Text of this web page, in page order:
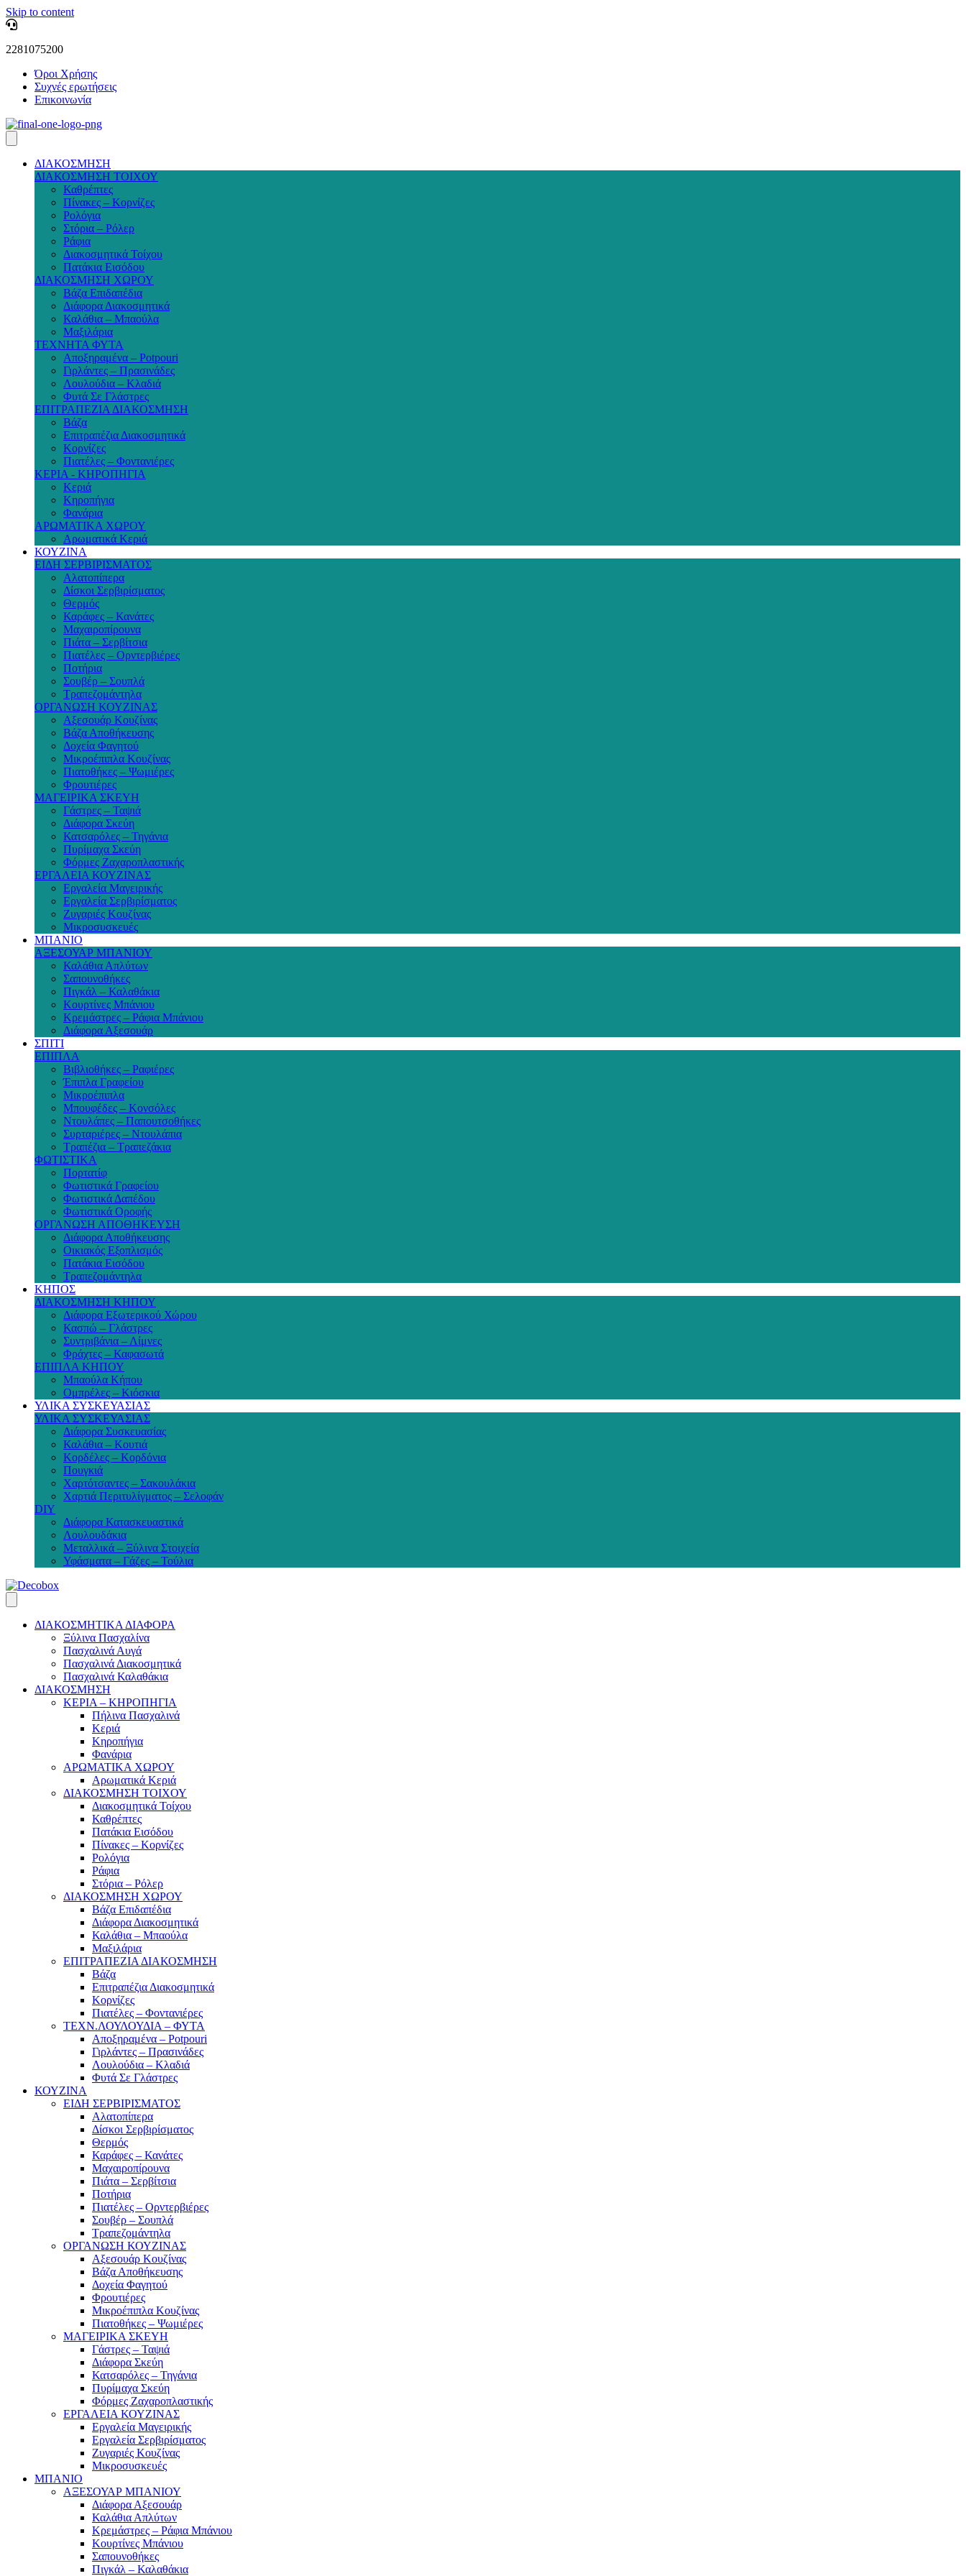
Skip to content
2281075200
Όροι Χρήσης
Συχνές ερωτήσεις
Επικοινωνία
ΔΙΑΚΟΣΜΗΣΗ
ΔΙΑΚΟΣΜΗΣΗ ΤΟΙΧΟΥ
Καθρέπτες
Πίνακες – Κορνίζες
Ρολόγια
Στόρια – Ρόλερ
Ράφια
Διακοσμητικά Τοίχου
Πατάκια Εισόδου
ΔΙΑΚΟΣΜΗΣΗ ΧΩΡΟΥ
Βάζα Επιδαπέδια
Διάφορα Διακοσμητικά
Καλάθια – Μπαούλα
Μαξιλάρια
ΤΕΧΝΗΤΑ ΦΥΤΑ
Αποξηραμένα – Potpouri
Γιρλάντες – Πρασινάδες
Λουλούδια – Κλαδιά
Φυτά Σε Γλάστρες
ΕΠΙΤΡΑΠΕΖΙΑ ΔΙΑΚΟΣΜΗΣΗ
Βάζα
Επιτραπέζια Διακοσμητικά
Κορνίζες
Πιατέλες – Φοντανιέρες
ΚΕΡΙΑ - ΚΗΡΟΠΗΓΙΑ
Κεριά
Κηροπήγια
Φανάρια
ΑΡΩΜΑΤΙΚΑ ΧΩΡΟΥ
Αρωματικά Κεριά
ΚΟΥΖΙΝΑ
ΕΙΔΗ ΣΕΡΒΙΡΙΣΜΑΤΟΣ
Αλατοπίπερα
Δίσκοι Σερβιρίσματος
Θερμός
Καράφες – Κανάτες
Μαχαιροπίρουνα
Πιάτα – Σερβίτσια
Πιατέλες – Ορντερβιέρες
Ποτήρια
Σουβέρ – Σουπλά
Τραπεζομάντηλα
ΟΡΓΑΝΩΣΗ ΚΟΥΖΙΝΑΣ
Αξεσουάρ Κουζίνας
Βάζα Αποθήκευσης
Δοχεία Φαγητού
Μικροέπιπλα Κουζίνας
Πιατοθήκες – Ψωμιέρες
Φρουτιέρες
ΜΑΓΕΙΡΙΚΑ ΣΚΕΥΗ
Γάστρες – Ταψιά
Διάφορα Σκεύη
Κατσαρόλες – Τηγάνια
Πυρίμαχα Σκεύη
Φόρμες Ζαχαροπλαστικής
ΕΡΓΑΛΕΙΑ ΚΟΥΖΙΝΑΣ
Εργαλεία Μαγειρικής
Εργαλεία Σερβιρίσματος
Ζυγαριές Κουζίνας
Μικροσυσκευές
ΜΠΑΝΙΟ
ΑΞΕΣΟΥΑΡ ΜΠΑΝΙΟΥ
Καλάθια Απλύτων
Σαπουνοθήκες
Πιγκάλ – Καλαθάκια
Κουρτίνες Μπάνιου
Κρεμάστρες – Ράφια Μπάνιου
Διάφορα Αξεσουάρ
ΣΠΙΤΙ
ΕΠΙΠΛΑ
Βιβλιοθήκες – Ραφιέρες
Έπιπλα Γραφείου
Μικροέπιπλα
Μπουφέδες – Κονσόλες
Ντουλάπες – Παπουτσοθήκες
Συρταριέρες – Ντουλάπια
Τραπέζια – Τραπεζάκια
ΦΩΤΙΣΤΙΚΑ
Πορτατίφ
Φωτιστικά Γραφείου
Φωτιστικά Δαπέδου
Φωτιστικά Οροφής
ΟΡΓΑΝΩΣΗ ΑΠΟΘΗΚΕΥΣΗ
Διάφορα Αποθήκευσης
Οικιακός Εξοπλισμός
Πατάκια Εισόδου
Τραπεζομάντηλα
ΚΗΠΟΣ
ΔΙΑΚΟΣΜΗΣΗ ΚΗΠΟΥ
Διάφορα Εξωτερικού Χώρου
Κασπώ – Γλάστρες
Συντριβάνια – Λίμνες
Φράχτες – Καφασωτά
ΕΠΙΠΛΑ ΚΗΠΟΥ
Μπαούλα Κήπου
Ομπρέλες – Κιόσκια
ΥΛΙΚΑ ΣΥΣΚΕΥΑΣΙΑΣ
ΥΛΙΚΑ ΣΥΣΚΕΥΑΣΙΑΣ
Διάφορα Συσκευασίας
Καλάθια – Κουτιά
Κορδέλες – Κορδόνια
Πουγκιά
Χαρτότσαντες – Σακουλάκια
Χαρτιά Περιτυλίγματος – Σελοφάν
DIY
Διάφορα Κατασκευαστικά
Λουλουδάκια
Μεταλλικά – Ξύλινα Στοιχεία
Υφάσματα – Γάζες – Τούλια
ΔΙΑΚΟΣΜΗΤΙΚΑ ΔΙΑΦΟΡΑ
Ξύλινα Πασχαλίνα
Πασχαλινά Αυγά
Πασχαλινά Διακοσμητικά
Πασχαλινά Καλαθάκια
ΔΙΑΚΟΣΜΗΣΗ
ΚΕΡΙΑ – ΚΗΡΟΠΗΓΙΑ
Πήλινα Πασχαλινά
Κεριά
Κηροπήγια
Φανάρια
ΑΡΩΜΑΤΙΚΑ ΧΩΡΟΥ
Αρωματικά Κεριά
ΔΙΑΚΟΣΜΗΣΗ ΤΟΙΧΟΥ
Διακοσμητικά Τοίχου
Καθρέπτες
Πατάκια Εισόδου
Πίνακες – Κορνίζες
Ρολόγια
Ράφια
Στόρια – Ρόλερ
ΔΙΑΚΟΣΜΗΣΗ ΧΩΡΟΥ
Βάζα Επιδαπέδια
Διάφορα Διακοσμητικά
Καλάθια – Μπαούλα
Μαξιλάρια
ΕΠΙΤΡΑΠΕΖΙΑ ΔΙΑΚΟΣΜΗΣΗ
Βάζα
Επιτραπέζια Διακοσμητικά
Κορνίζες
Πιατέλες – Φοντανιέρες
ΤΕΧΝ.ΛΟΥΛΟΥΔΙΑ – ΦΥΤΑ
Αποξηραμένα – Potpouri
Γιρλάντες – Πρασινάδες
Λουλούδια – Κλαδιά
Φυτά Σε Γλάστρες
ΚΟΥΖΙΝΑ
ΕΙΔΗ ΣΕΡΒΙΡΙΣΜΑΤΟΣ
Αλατοπίπερα
Δίσκοι Σερβιρίσματος
Θερμός
Καράφες – Κανάτες
Μαχαιροπίρουνα
Πιάτα – Σερβίτσια
Ποτήρια
Πιατέλες – Ορντερβιέρες
Σουβέρ – Σουπλά
Τραπεζομάντηλα
ΟΡΓΑΝΩΣΗ ΚΟΥΖΙΝΑΣ
Αξεσουάρ Κουζίνας
Βάζα Αποθήκευσης
Δοχεία Φαγητού
Φρουτιέρες
Μικροέπιπλα Κουζίνας
Πιατοθήκες – Ψωμιέρες
ΜΑΓΕΙΡΙΚΑ ΣΚΕΥΗ
Γάστρες – Ταψιά
Διάφορα Σκεύη
Κατσαρόλες – Τηγάνια
Πυρίμαχα Σκεύη
Φόρμες Ζαχαροπλαστικής
ΕΡΓΑΛΕΙΑ ΚΟΥΖΙΝΑΣ
Εργαλεία Μαγειρικής
Εργαλεία Σερβιρίσματος
Ζυγαριές Κουζίνας
Μικροσυσκευές
ΜΠΑΝΙΟ
ΑΞΕΣΟΥΑΡ ΜΠΑΝΙΟΥ
Διάφορα Αξεσουάρ
Καλάθια Απλύτων
Κρεμάστρες – Ράφια Μπάνιου
Κουρτίνες Μπάνιου
Σαπουνοθήκες
Πιγκάλ – Καλαθάκια